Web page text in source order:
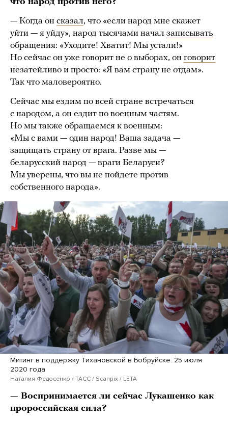
— Когда он сказал, что «если народ мне скажет
уйти — я уйду», народ тысячами начал записывать
обращения: «Уходите! Хватит! Мы устали!»
Но сейчас он уже говорит не о выборах, он говорит
незатейливо и просто: «Я вам страну не отдам».
Так что маловероятно.
Сейчас мы ездим по всей стране встречаться
с народом, а он ездит по военным частям.
Но мы также обращаемся к военным:
«Мы с вами — один народ! Ваша задача —
защищать страну от врага. Разве мы —
беларусский народ — враги Беларуси?
Мы уверены, что вы не пойдете против
собственного народа».
Митинг в поддержку Тихановской в Бобруйске. 25 июля
2020 года
Наталия Федосенко / ТАСС / Scanpix / LETA
— Воспринимается ли сейчас Лукашенко как
пророссийская сила?